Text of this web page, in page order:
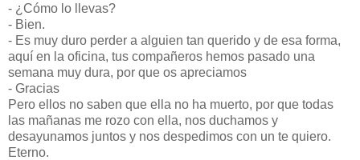
- ¿Cómo lo llevas?
- Bien.
- Es muy duro perder a alguien tan querido y de esa forma,
aquí en la oficina, tus compañeros hemos pasado una
semana muy dura, por que os apreciamos
- Gracias
Pero ellos no saben que ella no ha muerto, por que todas
las mañanas me rozo con ella, nos duchamos y
desayunamos juntos y nos despedimos con un te quiero.
Eterno.